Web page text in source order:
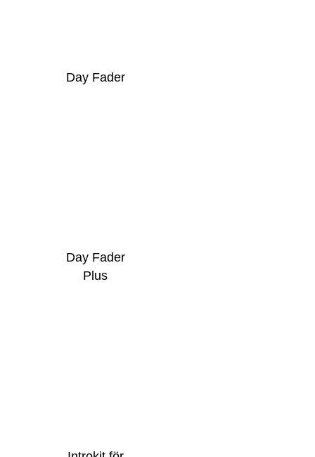
Day Fader
Day Fader
Plus